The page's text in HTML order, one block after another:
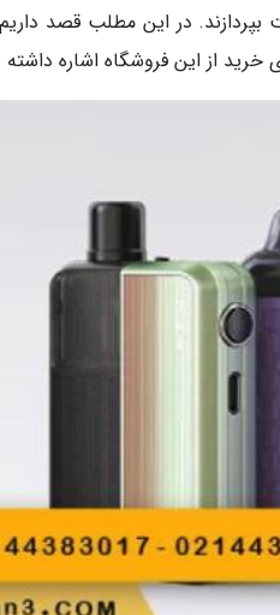
در این مطلب قصد
از این فروشگاه اشاره داشته